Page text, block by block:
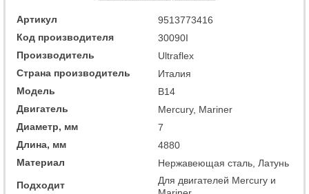
Артикул
9513773416
Код производителя
30090I
Производитель
Ultraflex
Страна производитель
Италия
Модель
B14
Двигатель
Mercury, Mariner
Диаметр, мм
7
Длина, мм
4880
Материал
Нержавеющая сталь, Латунь
Подходит
Для двигателей Mercury и